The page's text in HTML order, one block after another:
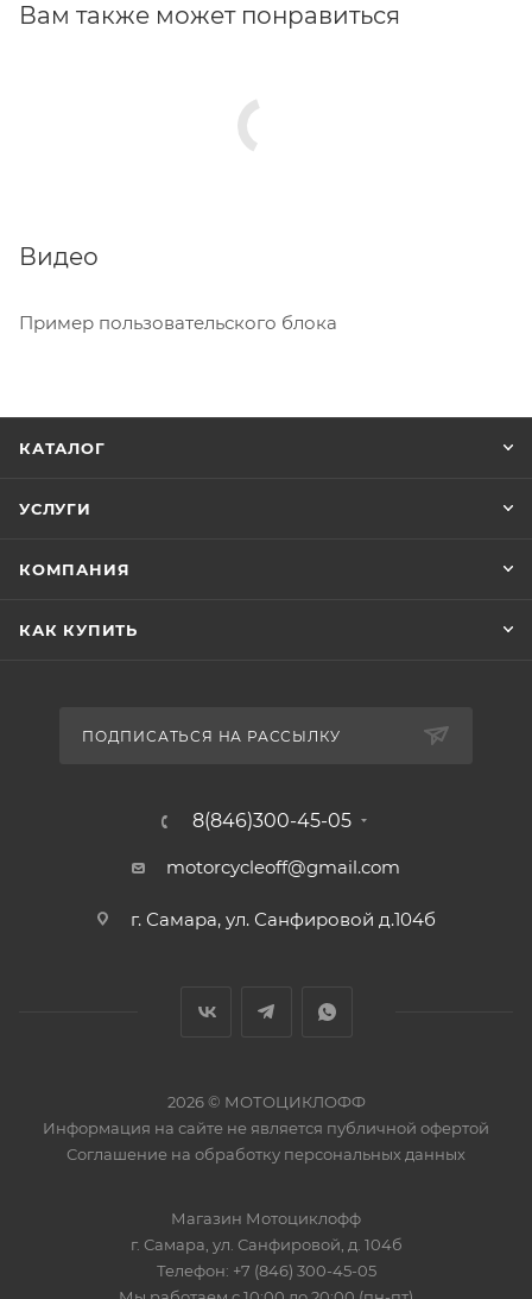
Вам также может понравиться
Видео
Пример пользовательского блока
КАТАЛОГ
УСЛУГИ
КОМПАНИЯ
КАК КУПИТЬ
ПОДПИСАТЬСЯ НА РАССЫЛКУ
8(846)300-45-05
motorcycleoff@gmail.com
г. Самара, ул. Санфировой д.104б
2026 © МОТОЦИКЛОФФ
Информация на сайте не является публичной офертой
Соглашение на обработку персональных данных
Магазин Мотоциклофф
г. Самара, ул. Санфировой, д. 104б
Телефон: +7 (846) 300-45-05